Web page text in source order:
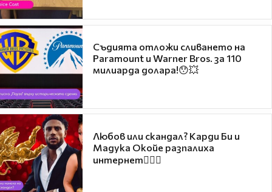
Съдията отложи сливането на
Paramount и Warner Bros. за 110
милиарда долара!😯💥
Любов или скандал? Карди Би и
Мадука Окойе разпалиха
интернет❤️‍🔥🔥